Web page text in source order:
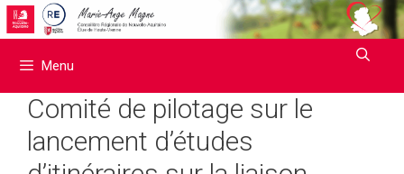
Aller
au
Menu
Comité de pilotage sur le
lancement d’études